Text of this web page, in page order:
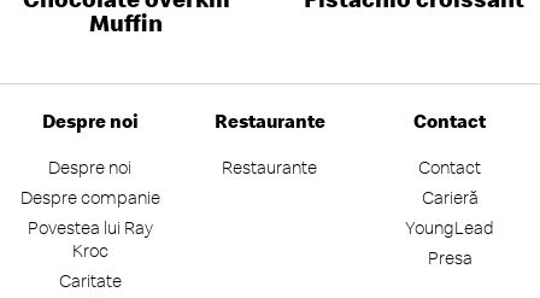
Muffin
Despre noi
Despre noi
Despre companie
Povestea lui Ray
Kroc
Caritate
Restaurante
Restaurante
Contact
Contact
Carieră
YoungLead
Presa